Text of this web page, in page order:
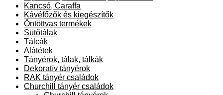
Kancsó, Caraffa
Kávéfőzők és kiegészítők
Öntöttvas termékek
Sütőtálak
Tálcák
Alátétek
Tányérok, tálak, tálkák
Dekoratív tányérok
RAK tányér családok
Churchill tányér családok